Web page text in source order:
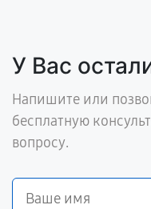
У Вас
Напишите или
бесплатную
вопросу.